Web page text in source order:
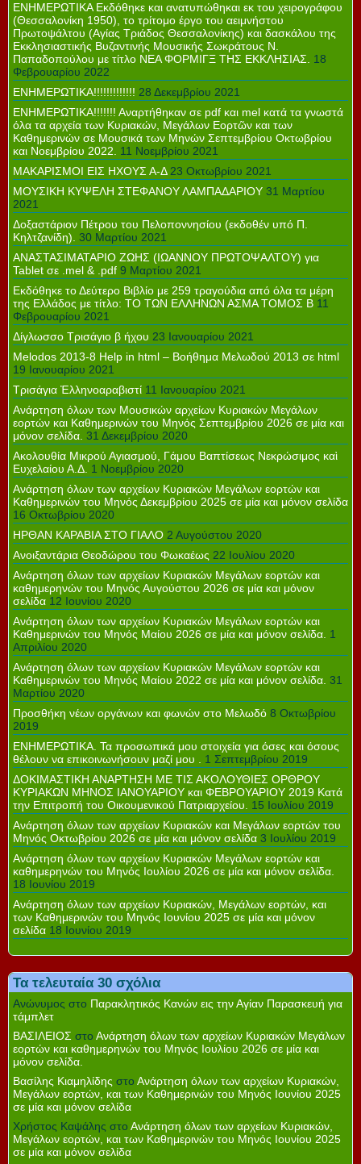
ΕΝΗΜΕΡΩΤΙΚΑ Εκδόθηκε και ανατυπώθηκαι εκ του χειρογράφου
(Θεσσαλονίκη 1950), το τρίτομο έργο του αειμνήστου
Πρωτοψάλτου (Αγίας Τριάδος Θεσσαλονίκης) και δασκάλου της
Εκκλησιαστικής Βυζαντινής Μουσικής Σωκράτους Ν.
Παπαδοπούλου με τίτλο ΝΕΑ ΦΟΡΜΙΓΞ ΤΗΣ ΕΚΚΛΗΣΙΑΣ.
18
Φεβρουαρίου 2022
ΕΝΗΜΕΡΩΤΙΚΑ!!!!!!!!!!!!! 28 Δεκεμβρίου 2021
ΕΝΗΜΕΡΩΤΙΚΑ!!!!!!! Αναρτήθηκαν σε pdf και mel κατά τα γνωστά
όλα τα αρχεία των Κυριακών, Μεγάλων Εορτῶν και των
Καθημερινών σε Μουσικά των Μηνών Σεπτεμβρίου Οκτωβρίου
και Νοεμβρίου 2022.
11 Νοεμβρίου 2021
ΜΑΚΑΡΙΣΜΟΙ ΕΙΣ ΗΧΟΥΣ Α-Δ 23 Οκτωβρίου 2021
ΜΟΥΣΙΚΗ ΚΥΨΕΛΗ ΣΤΕΦΑΝΟΥ ΛΑΜΠΑΔΑΡΙΟΥ 31 Μαρτίου
2021
Δοξαστάριον Πέτρου του Πελοποννησίου (εκδοθέν υπό Π.
Κηλτζανίδη). 30 Μαρτίου 2021
ΑΝΑΣΤΑΣΙΜΑΤΑΡΙΟ ΖΩΗΣ (ΙΩΑΝΝΟΥ ΠΡΩΤΟΨΑΛΤΟΥ) για
Tablet σε .mel & .pdf 9 Μαρτίου 2021
Εκδόθηκε το Δεύτερο Βιβλίο με 259 τραγούδια από όλα τα μέρη
της Ελλάδος με τίτλο: ΤΟ ΤΩΝ ΕΛΛΗΝΩΝ ΑΣΜΑ ΤΟΜΟΣ Β 11
Φεβρουαρίου 2021
Δίγλωσσο Τρισάγιο β ήχου 23 Ιανουαρίου 2021
Melodos 2013-8 Help in html – Βοήθημα Μελωδού 2013 σε html
19 Ιανουαρίου 2021
Τρισάγια Ἐλληνοαραβιστί 11 Ιανουαρίου 2021
Ανάρτηση όλων των Μουσικών αρχείων Κυριακών Μεγάλων
εορτών και Καθημερινών του Μηνός Σεπτεμβρίου 2026 σε μία και
μόνον σελίδα. 31 Δεκεμβρίου 2020
Ακολουθία Μικρού Αγιασμού, Γάμου Βαπτίσεως Νεκρώσιμος καὶ
Ευχελαίου Α.Δ. 1 Νοεμβρίου 2020
Ανάρτηση όλων των αρχείων Κυριακών Μεγάλων εορτών και
Καθημερινών του Μηνός Δεκεμβρίου 2025 σε μία και μόνον σελίδα
16 Οκτωβρίου 2020
ΗΡΘΑΝ ΚΑΡΑΒΙΑ ΣΤΟ ΓΙΑΛΟ 2 Αυγούστου 2020
Ανοιξαντάρια Θεοδώρου του Φωκαέως 22 Ιουλίου 2020
Ανάρτηση όλων των αρχείων Κυριακών Μεγάλων εορτών και
καθημερηνών του Μηνός Αυγούστου 2026 σε μία και μόνον
σελίδα 12 Ιουνίου 2020
Ανάρτηση όλων των αρχείων Κυριακών Μεγάλων εορτών και
Καθημερινών του Μηνός Μαίου 2026 σε μία και μόνον σελίδα. 1
Απριλίου 2020
Ανάρτηση όλων των αρχείων Κυριακών Μεγάλων εορτών και
Καθημερινών του Μηνός Μαίου 2022 σε μία και μόνον σελίδα. 31
Μαρτίου 2020
Προσθήκη νέων οργάνων και φωνών στο Μελωδό 8 Οκτωβρίου
2019
ΕΝΗΜΕΡΩΤΙΚΑ. Τα προσωπικά μου στοιχεία για όσες και όσους
θέλουν να επικοινωνήσουν μαζί μου .
1 Σεπτεμβρίου 2019
ΔΟΚΙΜΑΣΤΙΚΗ ΑΝΑΡΤΗΣΗ ΜΕ ΤΙΣ ΑΚΟΛΟΥΘΙΕΣ ΟΡΘΡΟΥ
ΚΥΡΙΑΚΩΝ ΜΗΝΟΣ ΙΑΝΟΥΑΡΙΟΥ και ΦΕΒΡΟΥΑΡΙΟΥ 2019 Κατά
την Επιτροπή του Οικουμενικού Πατριαρχείου.
15 Ιουλίου 2019
Ανάρτηση όλων των αρχείων Κυριακών και Μεγάλων εορτών του
Μηνός Οκτωβρίου 2026 σε μία και μόνον σελίδα 3 Ιουλίου 2019
Ανάρτηση όλων των αρχείων Κυριακών Μεγάλων εορτών και
καθημερηνών του Μηνός Ιουλίου 2026 σε μία και μόνον σελίδα.
18 Ιουνίου 2019
Ανάρτηση όλων των αρχείων Κυριακών, Μεγάλων εορτών, και
των Καθημερινών του Μηνός Ιουνίου 2025 σε μία και μόνον
σελίδα 18 Ιουνίου 2019
Τα τελευταία 30 σχόλια
Ανώνυμος στο Παρακλητικός Κανών εις την Αγίαν Παρασκευή για
τάμπλετ
ΒΑΣΙΛΕΙΟΣ στο Ανάρτηση όλων των αρχείων Κυριακών Μεγάλων
εορτών και καθημερηνών του Μηνός Ιουλίου 2026 σε μία και
μόνον σελίδα.
Βασίλης Κιαμηλίδης στο Ανάρτηση όλων των αρχείων Κυριακών,
Μεγάλων εορτών, και των Καθημερινών του Μηνός Ιουνίου 2025
σε μία και μόνον σελίδα
Χρήστος Καψάλης στο Ανάρτηση όλων των αρχείων Κυριακών,
Μεγάλων εορτών, και των Καθημερινών του Μηνός Ιουνίου 2025
σε μία και μόνον σελίδα